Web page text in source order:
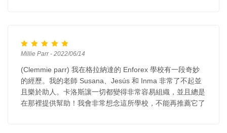
Millie Parr - 2022/06/14
(Clemmie parr) 我在格拉納達的 Enforex 學校有一段奇妙
的經歷。我的老師 Susana、Jesús 和 Inma 非常了不起並
且樂於助人。卡洛斯讓一切都變得非常容易組織，並且總是
在那裡提供幫助！我會非常想念這所學校，不能再推薦它了